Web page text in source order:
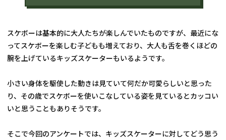
スケボーは基本的に大人たちが楽しんでいたものですが、最近にな
ってスケボーを楽しむ子どもも増えており、大人も舌を巻くほどの
腕を上げているキッズスケーターもいるようです。
小さい身体を駆使した動きは見ていて何だか可愛らしいと思った
り、その歳でスケボーを使いこなしている姿を見ているとカッコい
いと思うこともありそうです。
そこで今回のアンケートでは、キッズスケーターに対してどう思う